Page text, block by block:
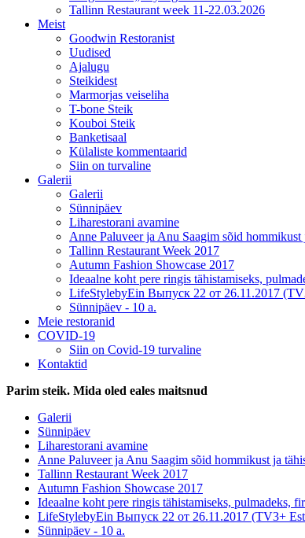
Tallinn Restaurant week 11-22.03.2026
Meist
Goodwin Restoranist
Uudised
Ajalugu
Steikidest
Marmorjas veiseliha
T-bone Steik
Kouboi Steik
Banketisaal
Külaliste kommentaarid
Siin on turvaline
Galerii
Galerii
Sünnipäev
Liharestorani avamine
Anne Paluveer ja Anu Saagim sõid hommikust
Tallinn Restaurant Week 2017
Autumn Fashion Showcase 2017
Ideaalne koht pere ringis tähistamiseks,
LifeStylebyEin Выпуск 22 от 26.11.2017
Sünnipäev - 10 a.
Meie restoranid
COVID-19
Siin on Covid-19 turvaline
Kontaktid
Parim steik. Mida oled eales maitsnud
Galerii
Sünnipäev
Liharestorani avamine
Anne Paluveer ja Anu Saagim sõid hommikust ja
Tallinn Restaurant Week 2017
Autumn Fashion Showcase 2017
Ideaalne koht pere ringis tähistamiseks, pulmadeks,
LifeStylebyEin Выпуск 22 от 26.11.2017 (TV3+
Sünnipäev - 10 a.